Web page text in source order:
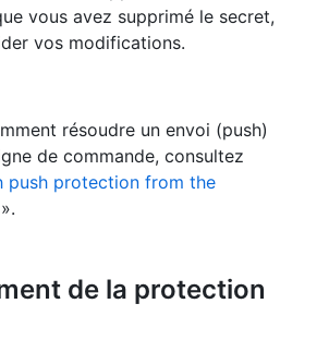
vous avez supprimé le secret,
vos modifications.
résoudre un envoi (push)
de commande, consultez
push protection from the
».
de la protection